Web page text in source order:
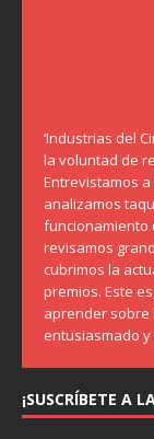
‘Industrias del
la voluntad de
Entrevistamos
analizamos
funcionamiento
revisamos
cubrimos la
premios. Este
aprender sobre
entusiasmado y
¡SUSCRÍBETE A